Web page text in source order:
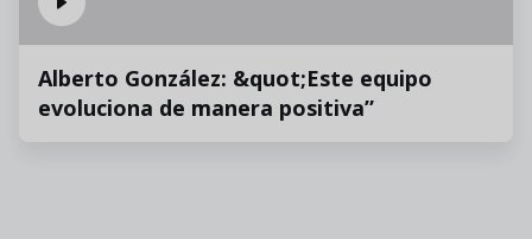
Alberto González: &quot;Este equipo
evoluciona de manera positiva”